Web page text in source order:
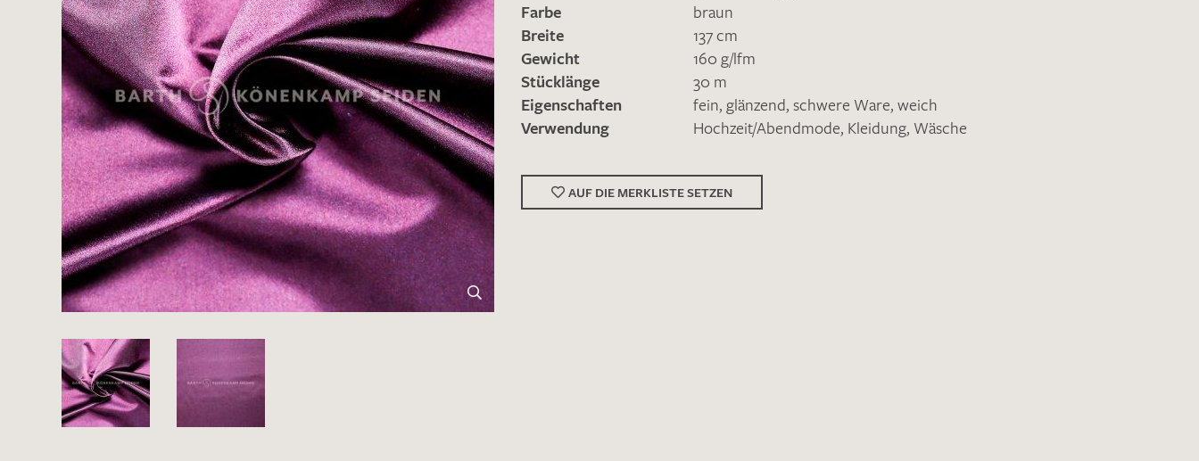
Farbe
braun
Breite
137 cm
Gewicht
160 g/lfm
Stücklänge
30 m
Eigenschaften
fein, glänzend, schwere Ware, weich
Verwendung
Hochzeit/Abendmode, Kleidung, Wäsche
AUF DIE MERKLISTE SETZEN